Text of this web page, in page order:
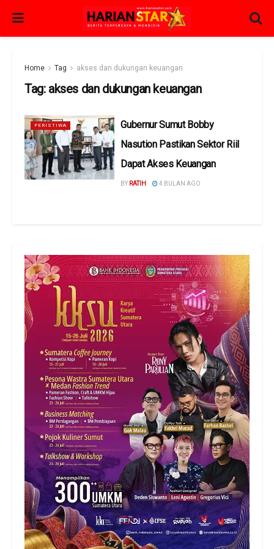
Home Tag akses dan dukungan keuangan
Tag: akses dan dukungan keuangan
PERISTIWA
Gubernur Sumut Bobby
Nasution Pastikan Sektor Riil
Dapat Akses Keuangan
BY RATIH 4 BULAN AGO